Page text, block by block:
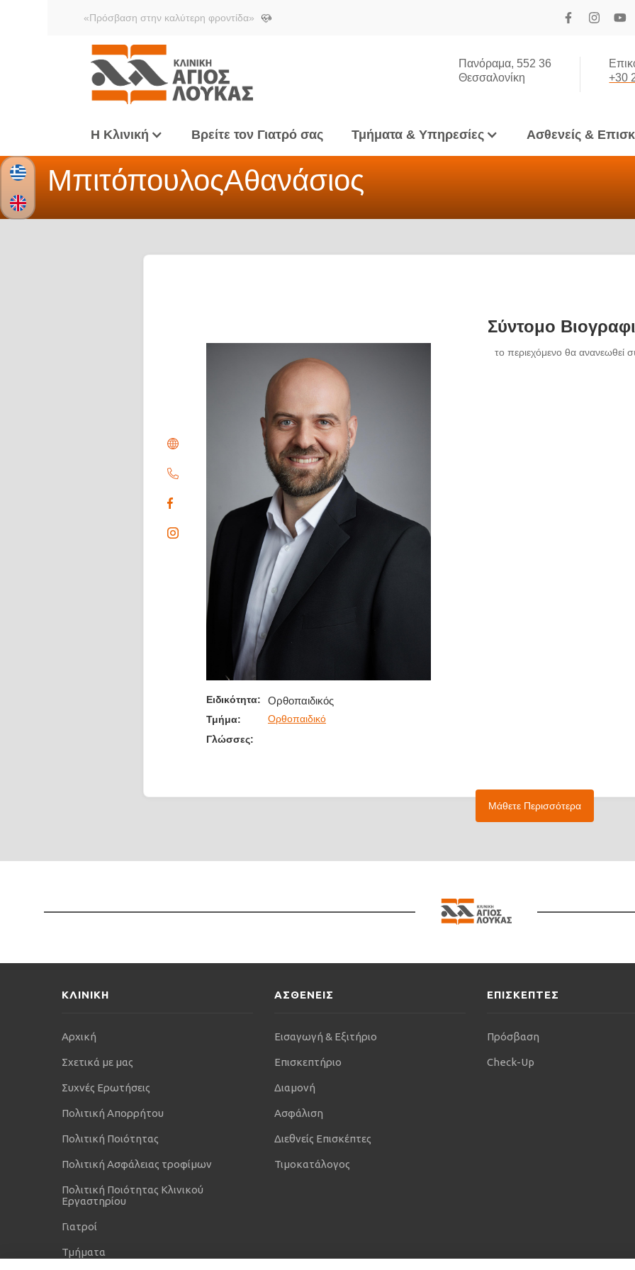
«Πρόσβαση στην καλύτερη φροντίδα»
Πανόραμα, 552 36
Θεσσαλονίκη
+30
Η Κλινική Βρείτε τον Γιατρό σας Τμήματα & Υπηρεσίες Ασθενείς &
ΜπιτόπουλοςΑθανάσιος
Ειδικότητα:
Τμήμα:
Γλώσσες:
Ορθοπαιδικός
Ορθοπαιδικό
Σύντομο
το περιεχόμενο θα ανανεωθεί
Μάθετε Περισσότερα
ΚΛΙΝΙΚΗ
Αρχική
Σχετικά με μας
Συχνές Ερωτήσεις
Πολιτική Απορρήτου
Πολιτική Ποιότητας
Πολιτική Ασφάλειας τροφίμων
Πολιτική Ποιότητας Κλινικού
Εργαστηρίου
Γιατροί
Τμήματα
ΑΣΘΕΝΕΙΣ
Εισαγωγή & Εξιτήριο
Επισκεπτήριο
Διαμονή
Ασφάλιση
Διεθνείς Επισκέπτες
Τιμοκατάλογος
ΕΠΙΣΚΕΠΤΕΣ
Πρόσβαση
Check-Up